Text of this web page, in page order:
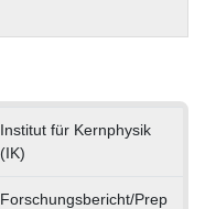
Institut für Kernphysik
(IK)
Forschungsbericht/Prep